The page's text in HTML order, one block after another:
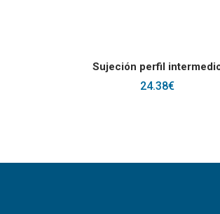
AÑADIR AL CARRITO
Sujeción perfil
24.38€